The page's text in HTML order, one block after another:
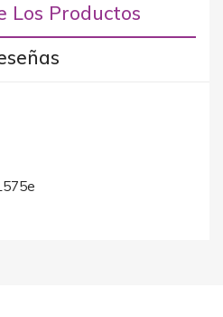
Los Productos